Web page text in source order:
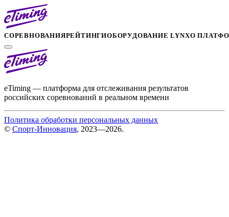
СОРЕВНОВАНИЯРЕЙТИНГИОБОРУДОВАНИЕ LYNXО
eTiming — платформа для отслеживания результатов
российских соревнований в реальном времени
Политика обработки персональных данных
© Спорт-Инновация, 2023—2026.